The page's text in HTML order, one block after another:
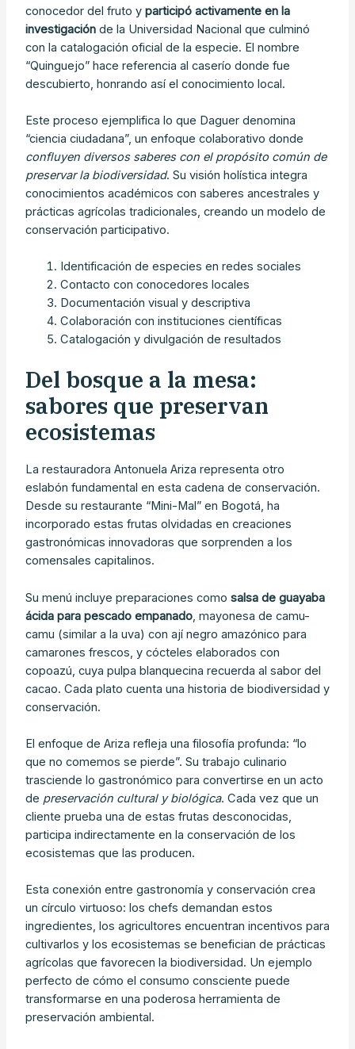
conocedor del fruto y participó activamente en la
investigaciónde la Universidad Nacional que culminó
con la catalogación oficial de la especie. El nombre
“Quinguejo” hace referencia al caserío donde fue
descubierto, honrando así el conocimiento local.
Este proceso ejemplifica lo que Daguer denomina
“ciencia ciudadana”, un enfoque colaborativo donde
confluyen diversos saberes con el propósito común de
preservar la biodiversidad. Su visión holística integra
conocimientos académicos con saberes ancestrales y
prácticas agrícolas tradicionales, creando un modelo de
conservación participativo.
Identificación de especies en redes sociales
Contacto con conocedores locales
Documentación visual y descriptiva
Colaboración con instituciones científicas
Catalogación y divulgación de resultados
Del bosque a la mesa:
sabores que preservan
ecosistemas
La restauradora Antonuela Ariza representa otro
eslabón fundamental en esta cadena de conservación.
Desde su restaurante “Mini-Mal” en Bogotá, ha
incorporado estas frutas olvidadas en creaciones
gastronómicas innovadoras que sorprenden a los
comensales capitalinos.
Su menú incluye preparaciones como salsa de guayaba
ácida para pescado empanado, mayonesa de camu-
camu (similar a la uva) con ají negro amazónico para
camarones frescos, y cócteles elaborados con
copoazú, cuya pulpa blanquecina recuerda al sabor del
cacao. Cada plato cuenta una historia de biodiversidad y
conservación.
El enfoque de Ariza refleja una filosofía profunda: “lo
que no comemos se pierde”. Su trabajo culinario
trasciende lo gastronómico para convertirse en un acto
de preservación cultural y biológica. Cada vez que un
cliente prueba una de estas frutas desconocidas,
participa indirectamente en la conservación de los
ecosistemas que las producen.
Esta conexión entre gastronomía y conservación crea
un círculo virtuoso: los chefs demandan estos
ingredientes, los agricultores encuentran incentivos para
cultivarlos y los ecosistemas se benefician de prácticas
agrícolas que favorecen la biodiversidad. Un ejemplo
perfecto de cómo el consumo consciente puede
transformarse en una poderosa herramienta de
preservación ambiental.